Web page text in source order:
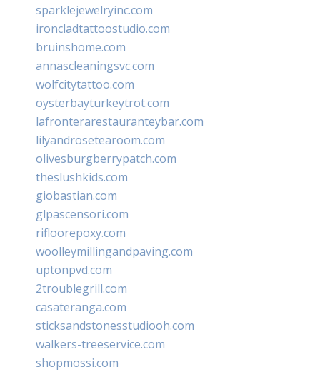
sparklejewelryinc.com
ironcladtattoostudio.com
bruinshome.com
annascleaningsvc.com
wolfcitytattoo.com
oysterbayturkeytrot.com
lafronterarestauranteybar.com
lilyandrosetearoom.com
olivesburgberrypatch.com
theslushkids.com
giobastian.com
glpascensori.com
rifloorepoxy.com
woolleymillingandpaving.com
uptonpvd.com
2troublegrill.com
casateranga.com
sticksandstonesstudiooh.com
walkers-treeservice.com
shopmossi.com